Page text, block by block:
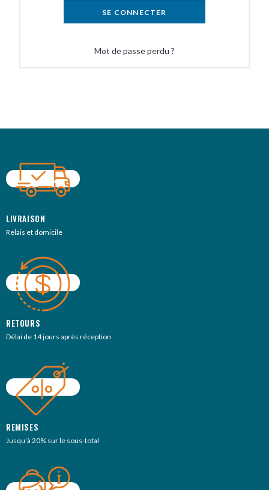
SE CONNECTER
Mot de passe perdu ?
LIVRAISON
Relais et domicile
RETOURS
Délai de 14 jours après réception
REMISES
Jusqu’à 20% sur le sous-total